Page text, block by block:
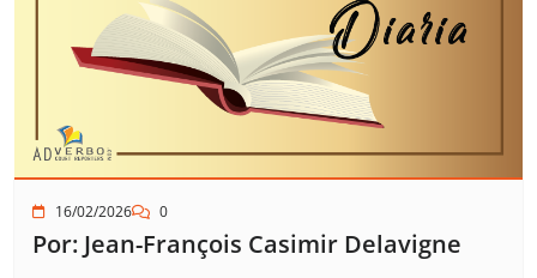
16/02/2026 0
Por: Jean-François Casimir Delavigne